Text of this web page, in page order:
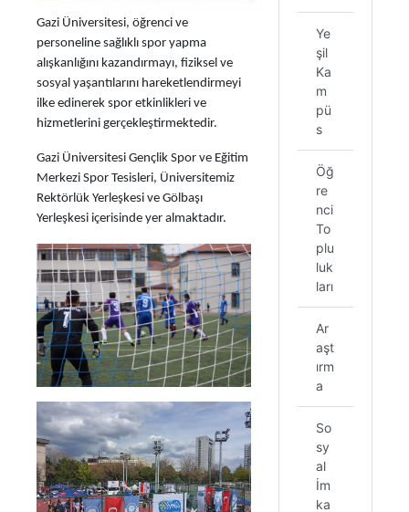
Gazi Üniversitesi, öğrenci ve
personeline sağlıklı spor yapma
alışkanlığını kazandırmayı, fiziksel ve
sosyal yaşantılarını hareketlendirmeyi
ilke edinerek spor etkinlikleri ve
hizmetlerini gerçekleştirmektedir.
Gazi Üniversitesi Gençlik Spor ve Eğitim
Merkezi Spor Tesisleri, Üniversitemiz
Rektörlük Yerleşkesi ve Gölbaşı
Yerleşkesi içerisinde yer almaktadır.
Ye
şil
Ka
m
pü
s
Öğ
re
nci
To
plu
luk
ları
Ar
aşt
ırm
a
So
sy
al
İm
ka